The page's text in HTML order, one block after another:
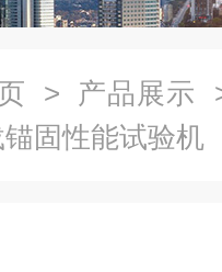
> 产品展示
固性能试验机